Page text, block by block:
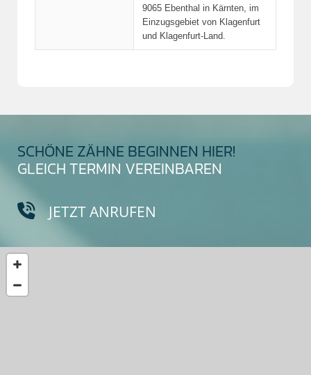
9065 Ebenthal in Kärnten, im
Einzugsgebiet von Klagenfurt
und Klagenfurt-Land.
SCHÖNE ZÄHNE BEGINNEN HIER!
GLEICH TERMIN VEREINBAREN
JETZT ANRUFEN